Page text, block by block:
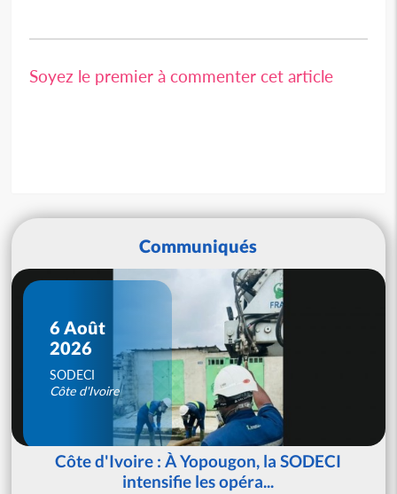
Soyez le premier à commenter cet article
Communiqués
6 Août
2026
SODECI
Côte d'Ivoire
Côte d'Ivoire : À Yopougon, la SODECI
intensifie les opéra...